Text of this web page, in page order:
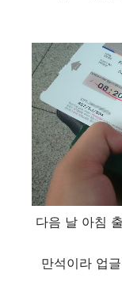
다음 날 아침
만석이라 업